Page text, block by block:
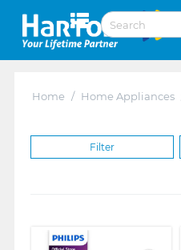
Home / Home Appliances
Filter